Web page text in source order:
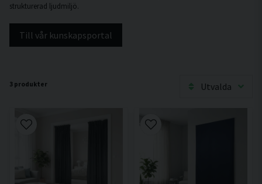
strukturerad ljudmiljö.
Till vår kunskapsportal
3 produkter Utvalda